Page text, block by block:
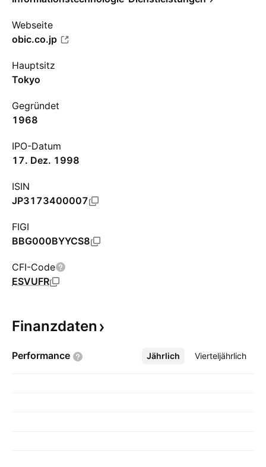
Webseite
obic.co.jp
Hauptsitz
Tokyo
Gegründet
1968
IPO-Datum
17. Dez. 1998
ISIN
JP3173400007
FIGI
BBG000BYYCS8
CFI-Code
ESVUFR
Finanzdaten
Performance Jährlich Vierteljährlich
Mehr